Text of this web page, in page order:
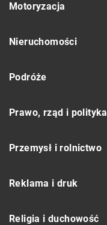
Motoryzacja
Nieruchomości
Podróże
Prawo, rząd i polityka
Przemysł i rolnictwo
Reklama i druk
Religia i duchowość